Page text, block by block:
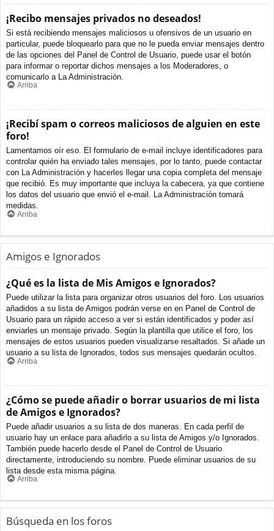
¡Recibo mensajes privados no deseados!
Si está recibiendo mensajes maliciosos u ofensivos de un usuario en
particular, puede bloquearlo para que no le pueda enviar mensajes dentro
de las opciones del Panel de Control de Usuario, puede usar el botón
para informar o reportar dichos mensajes a los Moderadores, o
comunicarlo a La Administración.
Arriba
¡Recibí spam o correos maliciosos de alguien en este
foro!
Lamentamos oír eso. El formulario de e-mail incluye identificadores para
controlar quién ha enviado tales mensajes, por lo tanto, puede contactar
con La Administración y hacerles llegar una copia completa del mensaje
que recibió. Es muy importante que incluya la cabecera, ya que contiene
los datos del usuario que envió el e-mail. La Administración tomará
medidas.
Arriba
Amigos e Ignorados
¿Qué es la lista de Mis Amigos e Ignorados?
Puede utilizar la lista para organizar otros usuarios del foro. Los usuarios
añadidos a su lista de Amigos podrán verse en en Panel de Control de
Usuario para un rápido acceso a ver si están identificados y poder así
enviarles un mensaje privado. Según la plantilla que utilice el foro, los
mensajes de estos usuarios pueden visualizarse resaltados. Si añade un
usuario a su lista de Ignorados, todos sus mensajes quedarán ocultos.
Arriba
¿Cómo se puede añadir o borrar usuarios de mi lista
de Amigos e Ignorados?
Puede añadir usuarios a su lista de dos maneras. En cada perfil de
usuario hay un enlace para añadirlo a su lista de Amigos y/o Ignorados.
También puede hacerlo desde el Panel de Control de Usuario
directamente, introduciendo su nombre. Puede eliminar usuarios de su
lista desde esta misma página.
Arriba
Búsqueda en los foros